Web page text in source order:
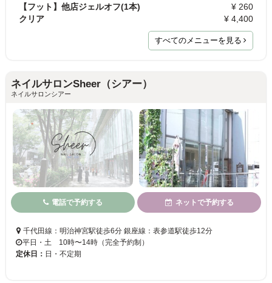
【フット】他店ジェルオフ(1本)
¥ 260
クリア
¥ 4,400
すべてのメニューを見る
ネイルサロンSheer（シアー）
ネイルサロンシアー
電話で予約する ネットで予約する
千代田線：明治神宮駅徒歩6分 銀座線：表参道駅徒歩12分
平日・土 10時〜14時（完全予約制）
定休日： 日・不定期